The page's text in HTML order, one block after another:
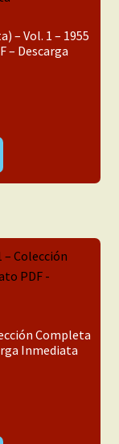
– Vol. 1 – 1955
– Descarga
Completa
Inmediata